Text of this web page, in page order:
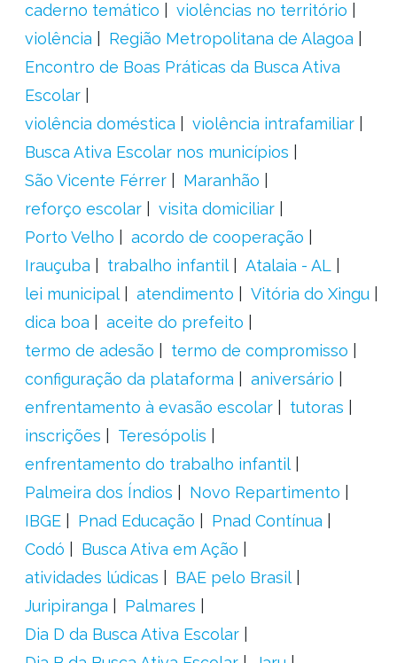
caderno temático
violências no território
violência
Região Metropolitana de Alagoa
Encontro de Boas Práticas da Busca Ativa
Escolar
violência doméstica
violência intrafamiliar
Busca Ativa Escolar nos municípios
São Vicente Férrer
Maranhão
reforço escolar
visita domiciliar
Porto Velho
acordo de cooperação
Irauçuba
trabalho infantil
Atalaia - AL
lei municipal
atendimento
Vitória do Xingu
dica boa
aceite do prefeito
termo de adesão
termo de compromisso
configuração da plataforma
aniversário
enfrentamento à evasão escolar
tutoras
inscrições
Teresópolis
enfrentamento do trabalho infantil
Palmeira dos Índios
Novo Repartimento
IBGE
Pnad Educação
Pnad Contínua
Codó
Busca Ativa em Ação
atividades lúdicas
BAE pelo Brasil
Juripiranga
Palmares
Dia D da Busca Ativa Escolar